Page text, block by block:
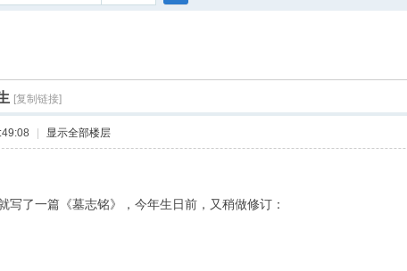
[复制链接]
显示全部楼层
了一篇《墓志铭》，今年生日前，又稍做修订：